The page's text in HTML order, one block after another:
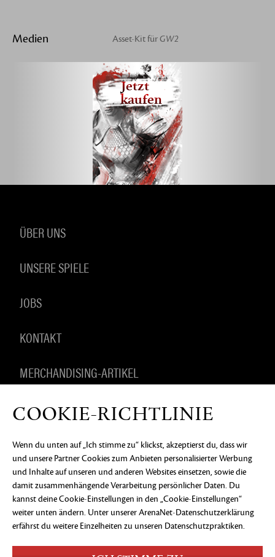
Medien Asset-Kit fürGW2
Jetzt
kaufen
ÜBER UNS
UNSERE SPIELE
JOBS
KONTAKT
MERCHANDISING-ARTIKEL
DATENSCHUTZERKLÄRUNG
RECHTLICHE
INFORMATIONEN
KEIN VERKAUF ODER KEINE
WEITERGABE MEINER PERSONENBEZOGENEN
DATEN
COOKIE-EINSTELLUNGEN
©2026 ArenaNet, LLC. Alle Rechte vorbehalten. Alle
Warenzeichen sind das Eigentum ihrer jeweiligen
Besitzer.
Language
Use of Alcohol
COOKIE-RICHTLINIE
Wenn du unten auf „Ich stimme zu“ klickst, akzeptierst du, dass wir
und unsere Partner Cookies zum Anbieten personalisierter Werbung
und Inhalte auf unseren und anderen Websites einsetzen, sowie die
damit zusammenhängende Verarbeitung persönlicher Daten. Du
kannst deine Cookie-Einstellungen in den „Cookie-Einstellungen“
weiter unten ändern. Unter unserer ArenaNet-Datenschutzerklärung
erfährst du weitere Einzelheiten zu unseren Datenschutzpraktiken.